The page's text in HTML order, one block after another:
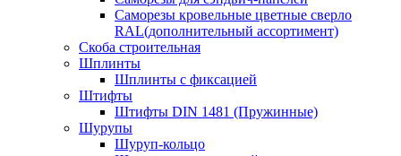
Саморезы кровельные цветные сверло
RAL(дополнительный ассортимент)
Скоба строительная
Шплинты
Шплинты с фиксацией
Штифты
Штифты DIN 1481 (Пружинные)
Шурупы
Шуруп-кольцо